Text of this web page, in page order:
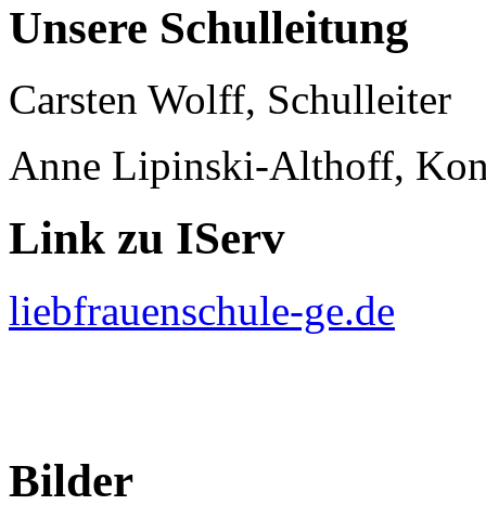
Unsere Schulleitung
Carsten Wolff, Schulleiter
Anne Lipinski-Althoff,
Link zu IServ
liebfrauenschule-ge.de
Bilder